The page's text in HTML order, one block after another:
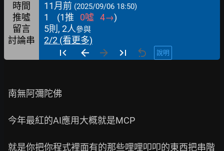
時間 11月前 (2025/09/06 18:50)
推噓 1 (1推 0噓 4→)
留言
5則, 2人參與
討論串 2/2 (看更多)
說明